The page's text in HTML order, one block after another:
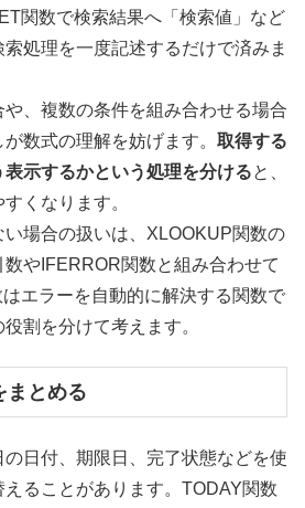
関数で検索結果へ「検索値」など
処理を一度記述するだけで済みま
、複数の条件を組み合わせる場合
数式の理解を妨げます。 取得する
示するかという処理を分けると、
くなります。
場合の扱いは、XLOOKUP関数の
数やIFERROR関数と組み合わせて
エラーを自動的に解決する関数で
割を分けて考えます。
まとめる
日付、期限日、完了状態などを使
ることがあります。TODAY関数